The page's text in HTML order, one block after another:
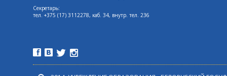
Секретарь:
тел. +375 (17) 3112278, каб. 34, внутр. тел. 236